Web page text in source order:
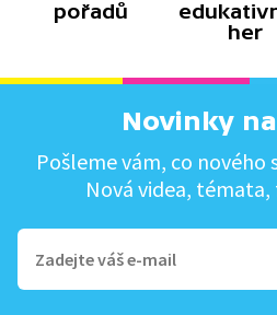
pořadů
her
Novinky
Pošleme vám, co nového
Nová videa, témata,